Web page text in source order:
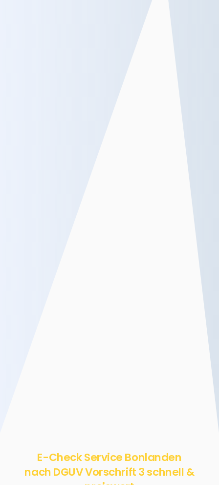
E-Check Service Bonlanden
nach DGUV Vorschrift 3 schnell &